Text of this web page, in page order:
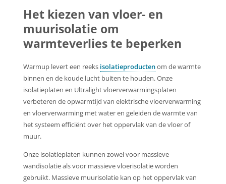
Het kiezen van vloer- en
muurisolatie om
warmteverlies te beperken
Warmup levert een reeks isolatieproductenom de warmte
binnen en de koude lucht buiten te houden. Onze
isolatieplaten en Ultralight vloerverwarmingsplaten
verbeteren de opwarmtijd van elektrische vloerverwarming
en vloerverwarming met water en geleiden de warmte van
het systeem efficiënt over het oppervlak van de vloer of
muur.
Onze isolatieplaten kunnen zowel voor massieve
wandisolatie als voor massieve vloerisolatie worden
gebruikt. Massieve muurisolatie kan op het oppervlak van